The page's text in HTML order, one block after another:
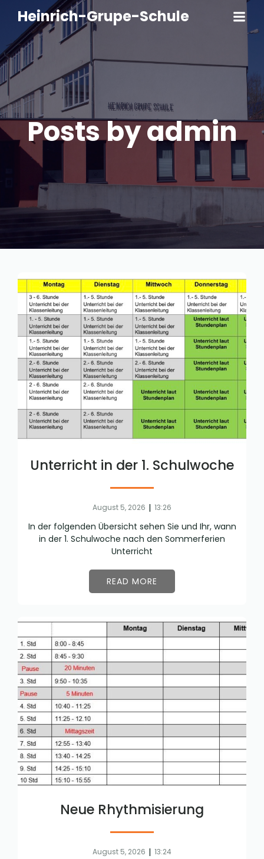
Heinrich-Grupe-Schule
Posts byadmin
Unterricht in der 1. Schulwoche
August 5, 2026 | 13:26
In der folgenden Übersicht sehen Sie und Ihr, wann
in der 1. Schulwoche nach den Sommerferien
Unterricht
READ MORE
Neue Rhythmisierung
August 5, 2026 | 13:24